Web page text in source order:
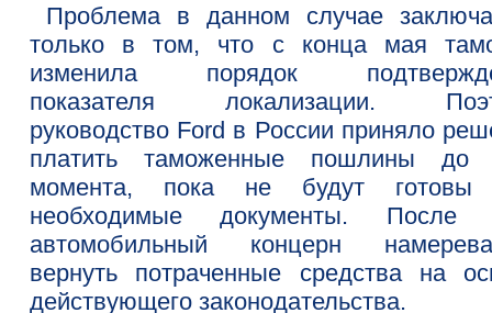
Проблема в данном случае
только в том, что с конца мая
изменила порядок
показателя локализации.
руководство Ford в России приняло
платить таможенные пошлины до
момента, пока не будут готовы
необходимые документы. После
автомобильный концерн
вернуть потраченные средства на
действующего законодательства.